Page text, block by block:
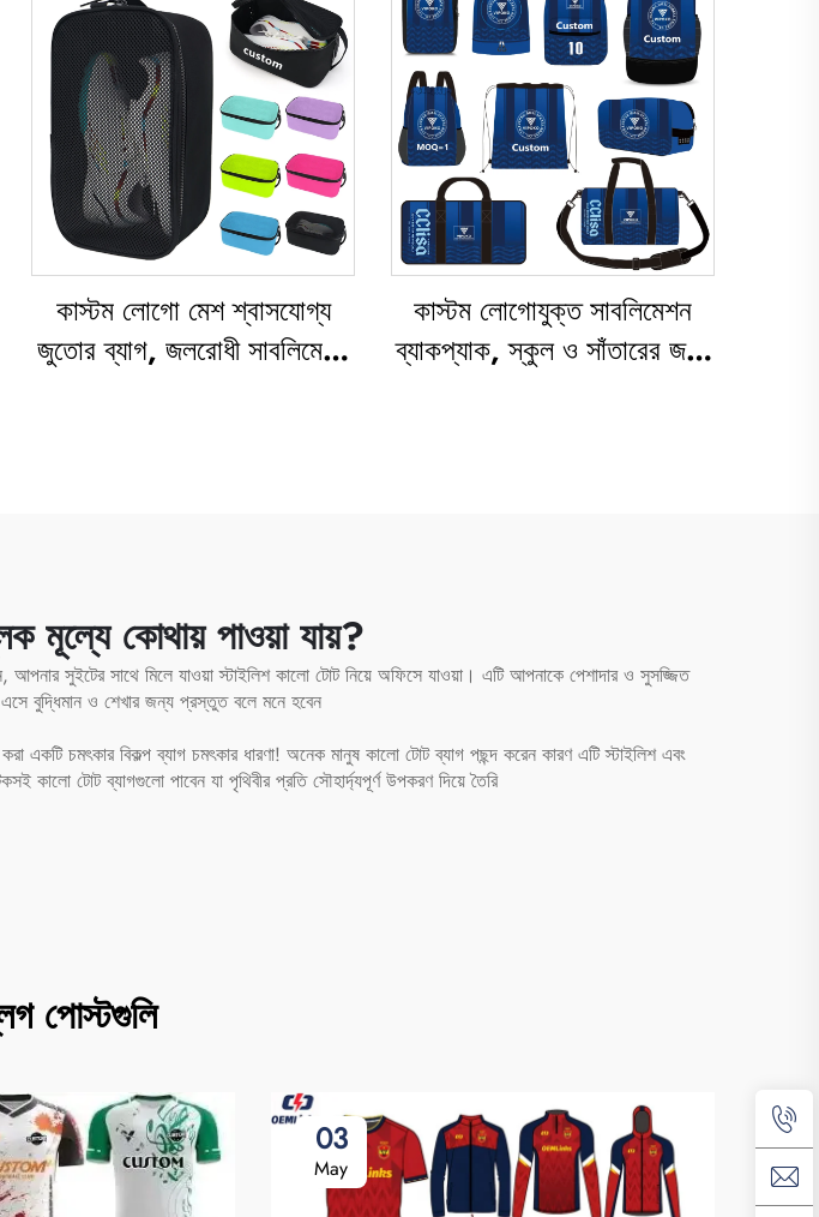
বাস্কেটবল ব্যাগ
বিষয়ক নার্স ব্যাগ
কাস্টম লোগো মেশ শ্বাসযোগ্য
জুতোর ব্যাগ, জলরোধী সাবলিমেশন
কাস্টম লোগোযুক্ত সাবলিমেশন
ব্যাকপ্যাক, স্কুল ও সাঁতারের জন্য
মূল্যে কোথায় পাওয়া যায়?
সুইটের সাথে মিলে যাওয়া স্টাইলিশ কালো টোট নিয়ে অফিসে যাওয়া। এটি আপনাকে পেশাদার ও সুসজ্জিত
বুদ্ধিমান ও শেখার জন্য প্রস্তুত বলে মনে হবেন
একটি চমৎকার বিকল্পব্যাগ চমৎকার ধারণা! অনেক মানুষ কালো টোট ব্যাগ পছন্দ করেন কারণ এটি স্টাইলিশ এবং
কালো টোট ব্যাগগুলো পাবেন যা পৃথিবীর প্রতি সৌহার্দ্যপূর্ণ উপকরণ দিয়ে তৈরি
পোস্টগুলি
03
May